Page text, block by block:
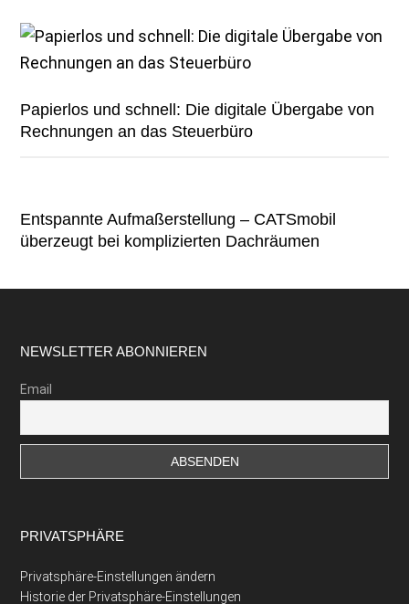
Papierlos und schnell: Die digitale Übergabe von
Rechnungen an das Steuerbüro
Entspannte Aufmaßerstellung – CATSmobil
überzeugt bei komplizierten Dachräumen
Footer
NEWSLETTER ABONNIEREN
Email
PRIVATSPHÄRE
Privatsphäre-Einstellungen ändern
Historie der Privatsphäre-Einstellungen